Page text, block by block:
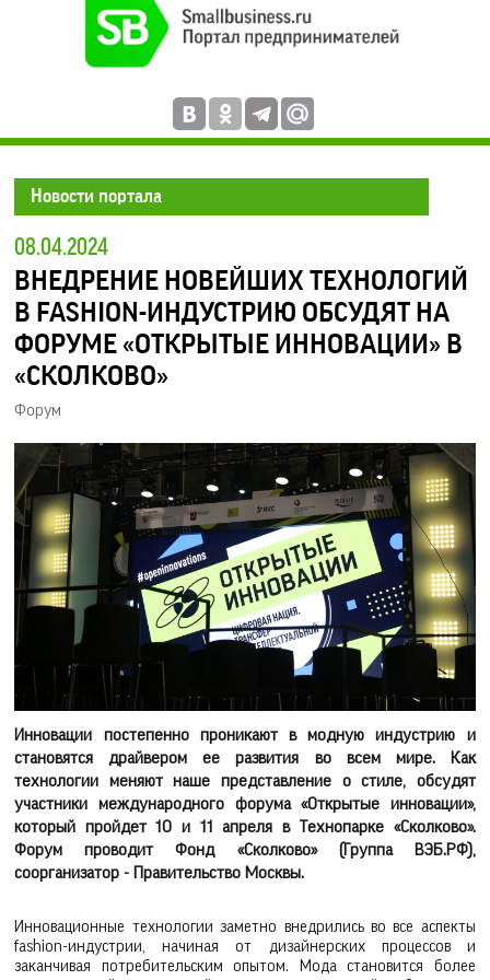
Новости портала
08.04.2024
ВНЕДРЕНИЕ НОВЕЙШИХ ТЕХНОЛОГИЙ
В FASHION-ИНДУСТРИЮ ОБСУДЯТ НА
ФОРУМЕ «ОТКРЫТЫЕ ИННОВАЦИИ» В
«СКОЛКОВО»
Форум
Инновации постепенно проникают в модную индустрию и
становятся драйвером ее развития во всем мире. Как
технологии меняют наше представление о стиле, обсудят
участники международного форума «Открытые инновации»,
который пройдет 10 и 11 апреля в Технопарке «Сколково».
Форум проводит Фонд «Сколково» (Группа ВЭБ.РФ),
соорганизатор - Правительство Москвы.
Инновационные технологии заметно внедрились во все аспекты
fashion-индустрии, начиная от дизайнерских процессов и
заканчивая потребительским опытом. Мода становится более